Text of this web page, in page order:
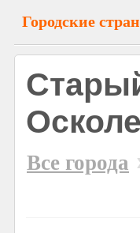
Городские
Осколе
Все города